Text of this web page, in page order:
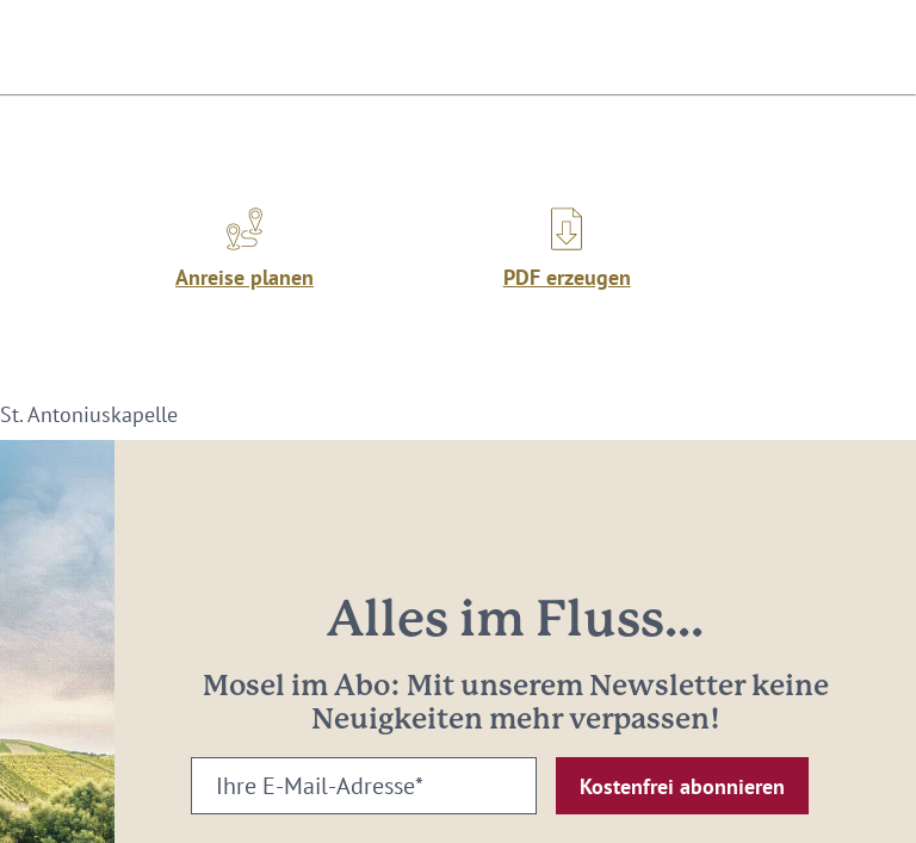
Anreise planen PDF erzeugen
St. Antoniuskapelle
Alles im Fluss...
Mosel im Abo: Mit unserem Newsletter keine
Neuigkeiten mehr verpassen!
Ihre
E-